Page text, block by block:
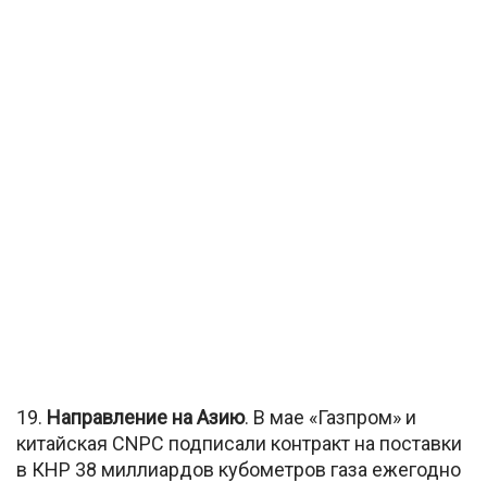
19. Направление на Азию. В мае «Газпром» и
китайская CNPC подписали контракт на поставки
в КНР 38 миллиардов кубометров газа ежегодно